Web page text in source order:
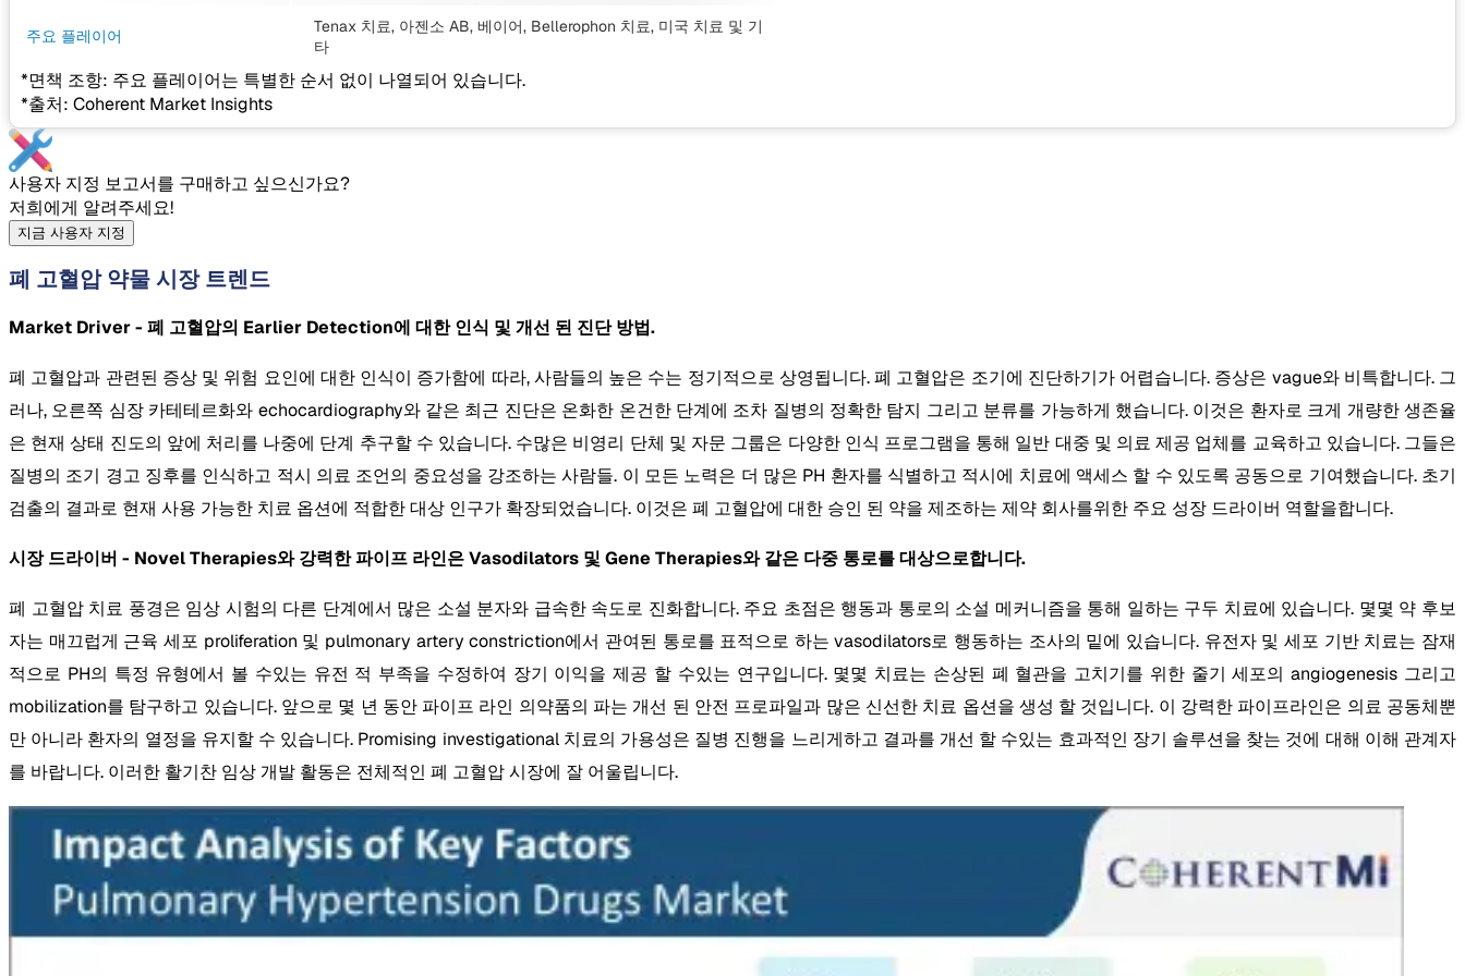
주요 플레이어 Tenax 치료, 아젠소 AB, 베이어, Bellerophon 치료, 미국 치료 및 기
타
*면책 조항: 주요 플레이어는 특별한 순서 없이 나열되어 있습니다.
*출처: Coherent Market Insights
사용자 지정 보고서를 구매하고 싶으신가요?
저희에게 알려주세요!
지금 사용자 지정
폐 고혈압 약물 시장 트렌드
Market Driver - 폐 고혈압의 Earlier Detection에 대한 인식 및 개선 된 진단 방법.
폐 고혈압과 관련된 증상 및 위험 요인에 대한 인식이 증가함에 따라, 사람들의 높은 수는 정기적으로 상영됩니다. 폐 고혈압은 조기에 진단하기가 어렵습니다. 증상은 vague와 비특합니다. 그
러나, 오른쪽 심장 카테테르화와 echocardiography와 같은 최근 진단은 온화한 온건한 단계에 조차 질병의 정확한 탐지 그리고 분류를 가능하게 했습니다. 이것은 환자로 크게 개량한 생존율
은 현재 상태 진도의 앞에 처리를 나중에 단계 추구할 수 있습니다. 수많은 비영리 단체 및 자문 그룹은 다양한 인식 프로그램을 통해 일반 대중 및 의료 제공 업체를 교육하고 있습니다. 그들은
질병의 조기 경고 징후를 인식하고 적시 의료 조언의 중요성을 강조하는 사람들. 이 모든 노력은 더 많은 PH 환자를 식별하고 적시에 치료에 액세스 할 수 있도록 공동으로 기여했습니다. 초기
검출의 결과로 현재 사용 가능한 치료 옵션에 적합한 대상 인구가 확장되었습니다. 이것은 폐 고혈압에 대한 승인 된 약을 제조하는 제약 회사를위한 주요 성장 드라이버 역할을합니다.
시장 드라이버 - Novel Therapies와 강력한 파이프 라인은 Vasodilators 및 Gene Therapies와 같은 다중 통로를 대상으로합니다.
폐 고혈압 치료 풍경은 임상 시험의 다른 단계에서 많은 소설 분자와 급속한 속도로 진화합니다. 주요 초점은 행동과 통로의 소설 메커니즘을 통해 일하는 구두 치료에 있습니다. 몇몇 약 후보
자는 매끄럽게 근육 세포 proliferation 및 pulmonary artery constriction에서 관여된 통로를 표적으로 하는 vasodilators로 행동하는 조사의 밑에 있습니다. 유전자 및 세포 기반 치료는 잠재
적으로 PH의 특정 유형에서 볼 수있는 유전 적 부족을 수정하여 장기 이익을 제공 할 수있는 연구입니다. 몇몇 치료는 손상된 폐 혈관을 고치기를 위한 줄기 세포의 angiogenesis 그리고
mobilization를 탐구하고 있습니다. 앞으로 몇 년 동안 파이프 라인 의약품의 파는 개선 된 안전 프로파일과 많은 신선한 치료 옵션을 생성 할 것입니다. 이 강력한 파이프라인은 의료 공동체뿐
만 아니라 환자의 열정을 유지할 수 있습니다. Promising investigational 치료의 가용성은 질병 진행을 느리게하고 결과를 개선 할 수있는 효과적인 장기 솔루션을 찾는 것에 대해 이해 관계자
를 바랍니다. 이러한 활기찬 임상 개발 활동은 전체적인 폐 고혈압 시장에 잘 어울립니다.